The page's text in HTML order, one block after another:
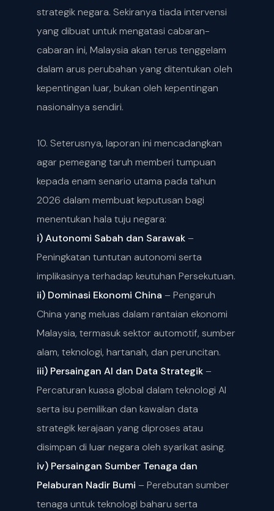
strategik negara. Sekiranya tiada intervensi
yang dibuat untuk mengatasi cabaran-
cabaran ini, Malaysia akan terus tenggelam
dalam arus perubahan yang ditentukan oleh
kepentingan luar, bukan oleh kepentingan
nasionalnya sendiri.
10. Seterusnya, laporan ini mencadangkan
agar pemegang taruh memberi tumpuan
kepada enam senario utama pada tahun
2026 dalam membuat keputusan bagi
menentukan hala tuju negara:
i) Autonomi Sabah dan Sarawak–
Peningkatan tuntutan autonomi serta
implikasinya terhadap keutuhan Persekutuan.
ii) Dominasi Ekonomi China – Pengaruh
China yang meluas dalam rantaian ekonomi
Malaysia, termasuk sektor automotif, sumber
alam, teknologi, hartanah, dan peruncitan.
iii) Persaingan AI dan Data Strategik–
Percaturan kuasa global dalam teknologi AI
serta isu pemilikan dan kawalan data
strategik kerajaan yang diproses atau
disimpan di luar negara oleh syarikat asing.
iv) Persaingan Sumber Tenaga dan
Pelaburan Nadir Bumi – Perebutan sumber
tenaga untuk teknologi baharu serta